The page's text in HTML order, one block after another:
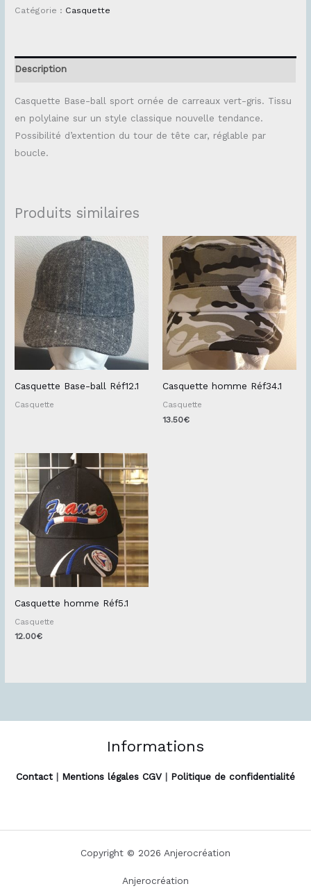
Catégorie : Casquette
Description
Casquette Base-ball sport ornée de carreaux vert-gris. Tissu
en polylaine sur un style classique nouvelle tendance.
Possibilité d’extention du tour de tête car, réglable par
boucle.
Produits similaires
Casquette Base-ball Réf12.1
Casquette
Casquette homme Réf34.1
Casquette
13.50€
Casquette homme Réf5.1
Casquette
12.00€
Informations
Contact | Mentions légales CGV | Politique de confidentialité
Copyright © 2026 Anjerocréation
Anjerocréation